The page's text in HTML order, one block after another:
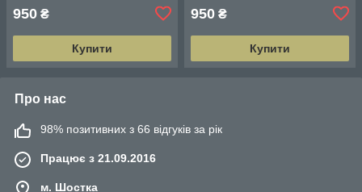
950 ₴
Купити
950 ₴
Купити
Про нас
98% позитивних з 66 відгуків за рік
Працює з 21.09.2016
м. Шостка